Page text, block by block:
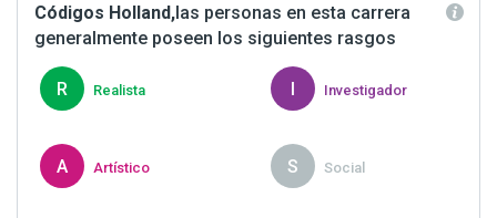
Códigos Holland, las personas en esta carrera
generalmente poseen los siguientes rasgos
R Realista Investigador
A Artístico S Social